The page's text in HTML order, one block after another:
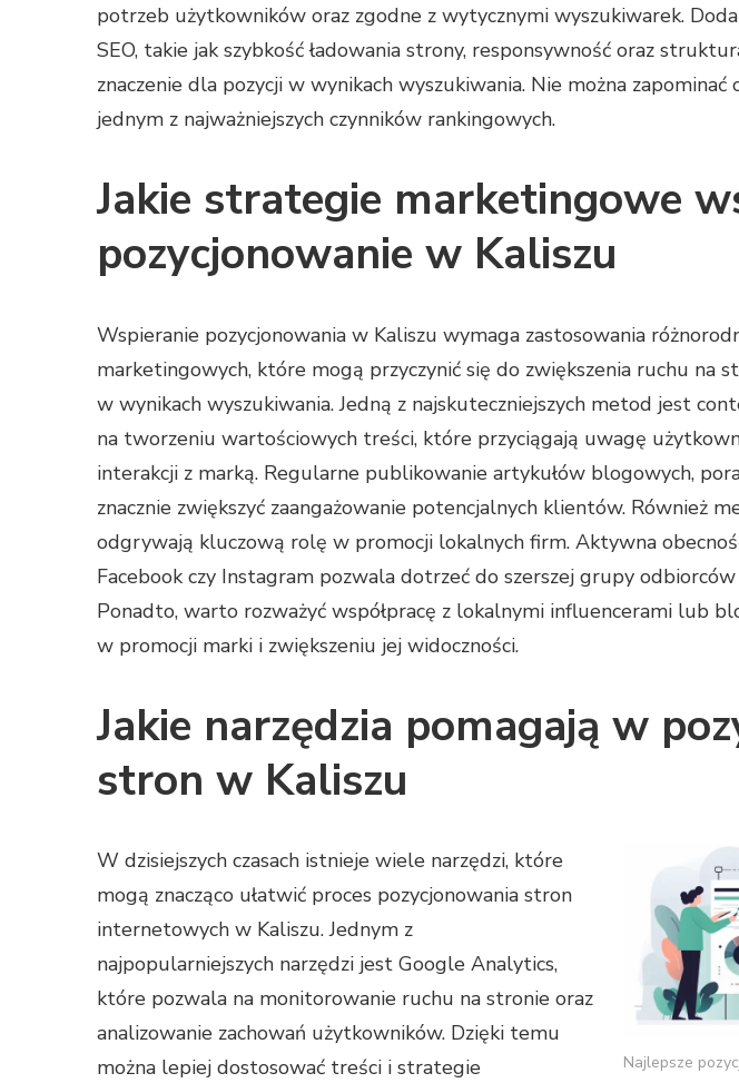
potrzeb użytkowników oraz zgodne z wytycznymi wyszukiwarek.
SEO, takie jak szybkość ładowania strony, responsywność oraz
znaczenie dla pozycji w wynikach wyszukiwania. Nie można
jednym z najważniejszych czynników rankingowych.
Jakie strategie marketingowe
pozycjonowanie w Kaliszu
Wspieranie pozycjonowania w Kaliszu wymaga zastosowania
marketingowych, które mogą przyczynić się do zwiększenia ruchu na
w wynikach wyszukiwania. Jedną z najskuteczniejszych metod jest
na tworzeniu wartościowych treści, które przyciągają uwagę
interakcji z marką. Regularne publikowanie artykułów blogowych,
znacznie zwiększyć zaangażowanie potencjalnych klientów. Również
odgrywają kluczową rolę w promocji lokalnych firm. Aktywna
Facebook czy Instagram pozwala dotrzeć do szerszej grupy
Ponadto, warto rozważyć współpracę z lokalnymi influencerami lub
w promocji marki i zwiększeniu jej widoczności.
Jakie narzędzia pomagają w
stron w Kaliszu
Najlepsze
W dzisiejszych czasach istnieje wiele narzędzi, które
mogą znacząco ułatwić proces pozycjonowania stron
internetowych w Kaliszu. Jednym z
najpopularniejszych narzędzi jest Google Analytics,
które pozwala na monitorowanie ruchu na stronie oraz
analizowanie zachowań użytkowników. Dzięki temu
można lepiej dostosować treści i strategie